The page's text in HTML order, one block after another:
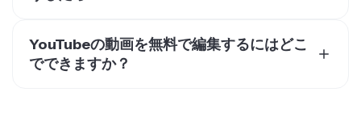
のYouTube動画編集者を雇うか、AIとスマートツールを
備えたエディターを使用してプロセスを高速化すること
YouTubeの動画を無料で編集するにはどこ
でできますか？